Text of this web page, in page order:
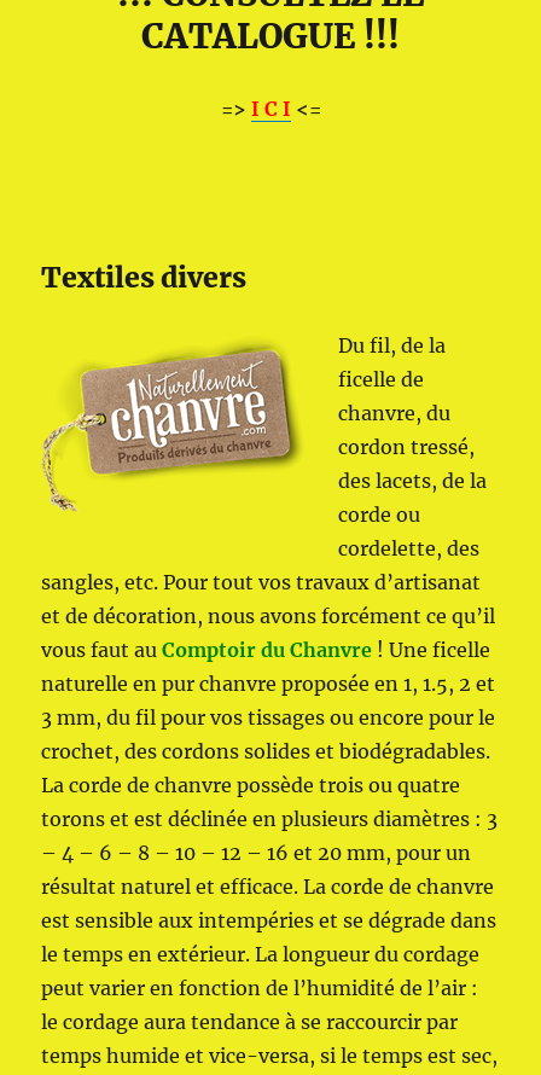
CATALOGUE !!!
=> I C I <=
Textiles divers
Du fil, de la
ficelle de
chanvre, du
cordon tressé,
des lacets, de la
corde ou
cordelette, des
sangles, etc. Pour tout vos travaux d’artisanat
et de décoration, nous avons forcément ce qu’il
vous faut auComptoir du Chanvre ! Une ficelle
naturelle en pur chanvre proposée en 1, 1.5, 2 et
3 mm, du fil pour vos tissages ou encore pour le
crochet, des cordons solides et biodégradables.
La corde de chanvre possède trois ou quatre
torons et est déclinée en plusieurs diamètres : 3
– 4 – 6 – 8 – 10 – 12 – 16 et 20 mm, pour un
résultat naturel et efficace. La corde de chanvre
est sensible aux intempéries et se dégrade dans
le temps en extérieur. La longueur du cordage
peut varier en fonction de l’humidité de l’air :
le cordage aura tendance à se raccourcir par
temps humide et vice-versa, si le temps est sec,